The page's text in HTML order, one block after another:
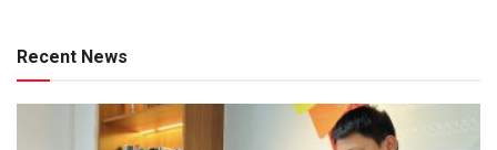
Recent News